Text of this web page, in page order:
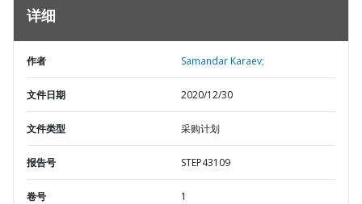
详细
作者 Samandar Karaev;
文件日期 2020/12/30
文件类型 采购计划
报告号 STEP43109
卷号 1